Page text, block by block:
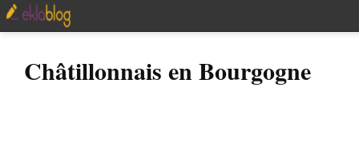
Châtillonnais en Bourgogne